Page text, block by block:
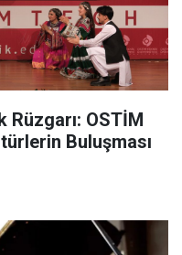
Rüzgarı: OSTİM
Buluşması